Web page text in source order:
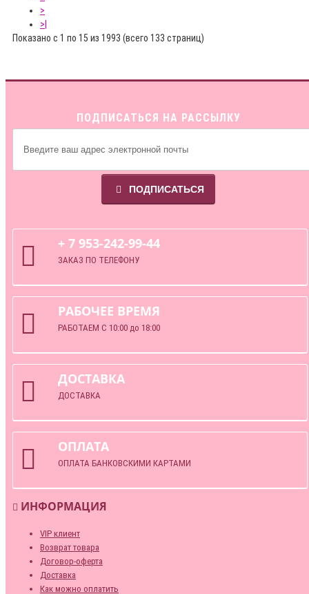
>
>|
Показано с 1 по 15 из 1993 (всего 133 страниц)
ПОДПИСАТЬСЯ НА РАССЫЛКУ
ПОДПИСАТЬСЯ
+ 7 953-242-99-44
ЗАКАЗ ПО ТЕЛЕФОНУ
РАБОЧЕЕ ВРЕМЯ
РАБОТАЕМ С 10:00 до 18:00
ДОСТАВКА
ДОСТАВКА
ОПЛАТА
ОПЛАТА БАНКОВСКИМИ КАРТАМИ
ИНФОРМАЦИЯ
VIP клиент
Возврат товара
Договор-оферта
Доставка
Как можно оплатить